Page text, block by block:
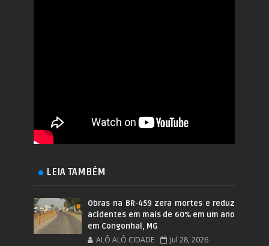
LEIA TAMBÉM
Obras na BR-459 zera mortes e reduz
acidentes em mais de 60% em um ano
em Congonhal, MG
ALÔ ALÔ CIDADE Jul 28, 2026